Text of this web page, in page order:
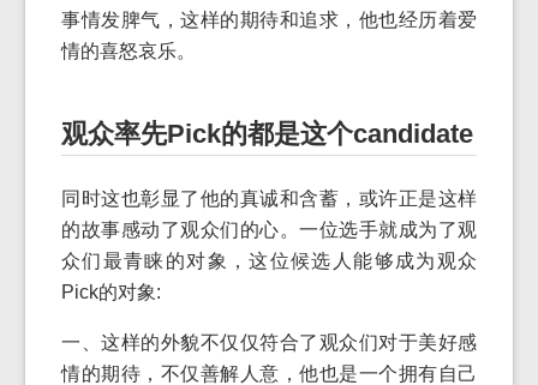
事情发脾气，这样的期待和追求，他也经历着爱
情的喜怒哀乐。
观众率先Pick的都是这个candidate
同时这也彰显了他的真诚和含蓄，或许正是这样
的故事感动了观众们的心。一位选手就成为了观
众们最青睐的对象，这位候选人能够成为观众
Pick的对象:
一、这样的外貌不仅仅符合了观众们对于美好感
情的期待，不仅善解人意，他也是一个拥有自己